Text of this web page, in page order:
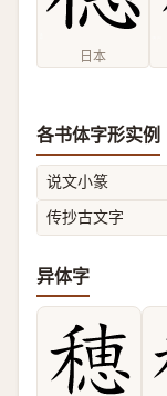
日本
各书体字形实例
说文小篆
传抄古文字
异体字